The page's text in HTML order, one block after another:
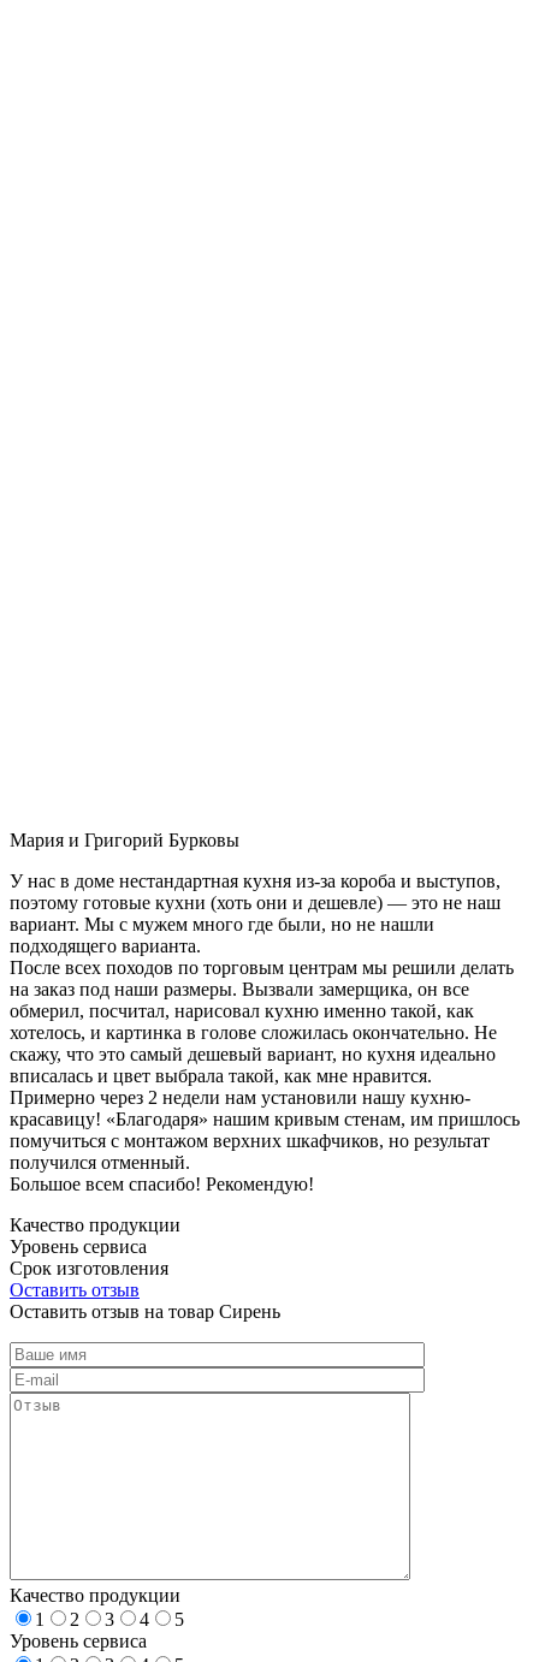
Мария и Григорий Бурковы
У нас в доме нестандартная кухня из-за короба и выступов,
поэтому готовые кухни (хоть они и дешевле) — это не наш
вариант. Мы с мужем много где были, но не нашли
подходящего варианта.
После всех походов по торговым центрам мы решили делать
на заказ под наши размеры. Вызвали замерщика, он все
обмерил, посчитал, нарисовал кухню именно такой, как
хотелось, и картинка в голове сложилась окончательно. Не
скажу, что это самый дешевый вариант, но кухня идеально
вписалась и цвет выбрала такой, как мне нравится.
Примерно через 2 недели нам установили нашу кухню-
красавицу! «Благодаря» нашим кривым стенам, им пришлось
помучиться с монтажом верхних шкафчиков, но результат
получился отменный.
Большое всем спасибо! Рекомендую!
Качество продукции
Уровень сервиса
Срок изготовления
Оставить отзыв
Оставить отзыв на товар Сирень
Качество продукции
1
2 3 4
5
Уровень сервиса